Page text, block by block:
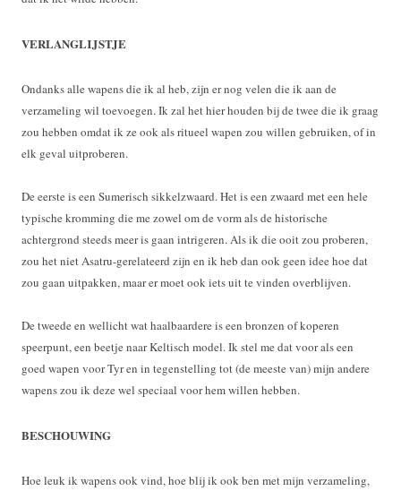
VERLANGLIJSTJE
Ondanks alle wapens die ik al heb, zijn er nog velen die ik aan de
verzameling wil toevoegen. Ik zal het hier houden bij de twee die ik graag
zou hebben omdat ik ze ook als ritueel wapen zou willen gebruiken, of in
elk geval uitproberen.
De eerste is een Sumerisch sikkelzwaard. Het is een zwaard met een hele
typische kromming die me zowel om de vorm als de historische
achtergrond steeds meer is gaan intrigeren. Als ik die ooit zou proberen,
zou het niet Asatru-gerelateerd zijn en ik heb dan ook geen idee hoe dat
zou gaan uitpakken, maar er moet ook iets uit te vinden overblijven.
De tweede en wellicht wat haalbaardere is een bronzen of koperen
speerpunt, een beetje naar Keltisch model. Ik stel me dat voor als een
goed wapen voor Tyr en in tegenstelling tot (de meeste van) mijn andere
wapens zou ik deze wel speciaal voor hem willen hebben.
BESCHOUWING
Hoe leuk ik wapens ook vind, hoe blij ik ook ben met mijn verzameling,